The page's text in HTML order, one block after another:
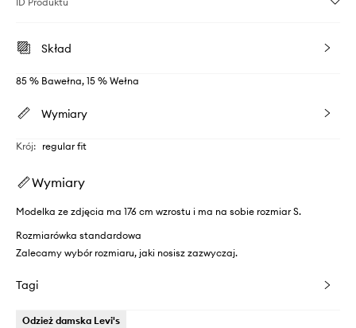
Skład
85 % Bawełna, 15 % Wełna
Wymiary
Krój: regular fit
Wymiary
Modelka ze zdjęcia ma 176 cm wzrostu i ma na sobie rozmiar S.
Rozmiarówka standardowa
Zalecamy wybór rozmiaru, jaki nosisz zazwyczaj.
Tagi
Odzież damska Levi's